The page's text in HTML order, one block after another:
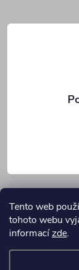
Tento web
tohoto webu
informacízde.
t
Blog